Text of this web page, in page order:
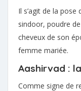
Il s’agit de la
sindoor, poudre
cheveux de son
femme mariée.
Aashirvad :
Comme signe de